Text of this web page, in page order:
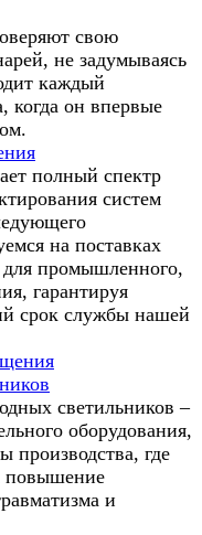
свою
не задумываясь
каждый
когда он впервые
полный спектр
систем
на поставках
промышленного,
гарантируя
срок службы нашей
светильников –
оборудования,
производства, где
повышение
и